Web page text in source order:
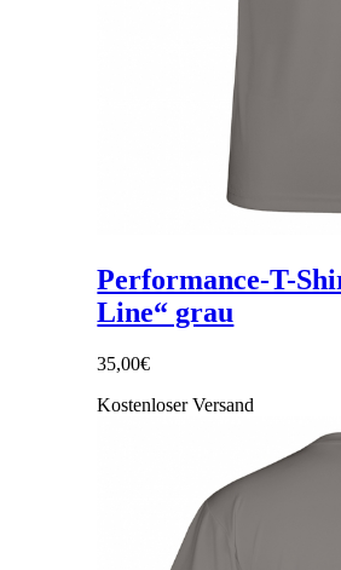
Performance-T-
Line“ grau
35,00€
Kostenloser Versand